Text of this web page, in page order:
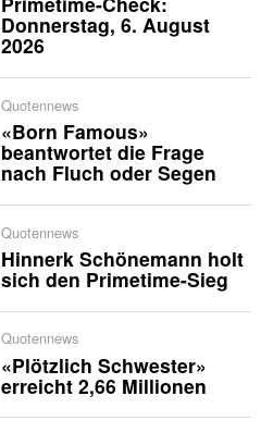
Donnerstag, 6. August
2026
Quotennews
«Born Famous»
beantwortet die Frage
nach Fluch oder Segen
Quotennews
Hinnerk Schönemann holt
sich den Primetime-Sieg
Quotennews
«Plötzlich Schwester»
erreicht 2,66 Millionen